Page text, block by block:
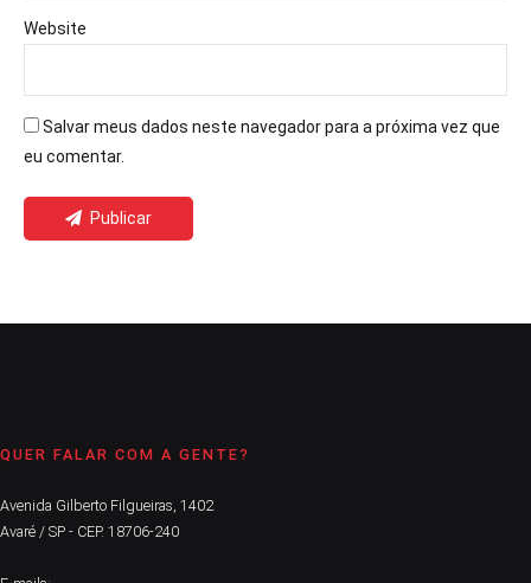
Website
Salvar meus dados neste navegador para a próxima vez que
eu comentar.
Publicar
QUER FALAR COM A GENTE?
Avenida Gilberto Filgueiras, 1402
Avaré / SP - CEP. 18706-240